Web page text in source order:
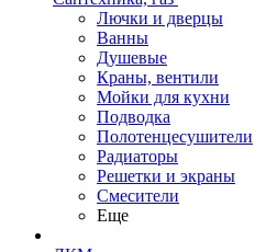
Лючки и дверцы
Ванны
Душевые
Краны, вентили
Мойки для кухни
Подводка
Полотенцесушители
Радиаторы
Решетки и экраны
Смесители
Еще